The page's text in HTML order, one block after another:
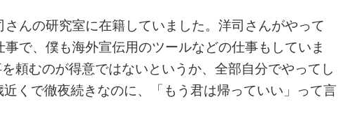
んの研究室に在籍していました。洋司さんがやって
で、僕も海外宣伝用のツールなどの仕事もしていま
頼むのが得意ではないというか、全部自分でやってし
くで徹夜続きなのに、「もう君は帰っていい」って言